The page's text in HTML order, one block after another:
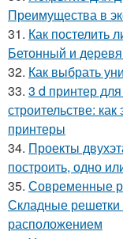
Преимущества в
31. Как постелить
Бетонный и
32. Как выбрать
33. 3 d принтер
строительстве:
принтеры
34. Проекты
построить, одно
35. Современные
Складные решетки
расположением